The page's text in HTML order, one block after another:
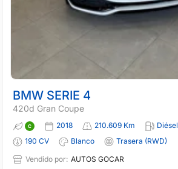
BMW SERIE 4
420d Gran Coupe
2018 210.609 Km Diésel
190 CV
Blanco
Trasera (RWD)
Vendido por: AUTOS GOCAR